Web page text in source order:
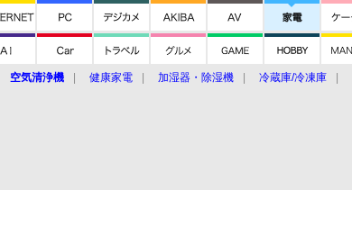
空気清浄機 健康家電 加湿器・除湿機 冷蔵庫/冷凍庫